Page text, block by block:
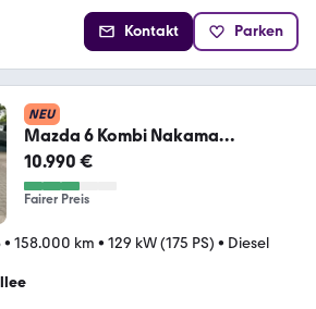
Kontakt Parken
NEU
Mazda 6 Kombi Nakama
Intense,Vollasst.,Head-up,
10.990 €
Fairer Preis
• 158.000 km • 129 kW (175 PS) • Diesel